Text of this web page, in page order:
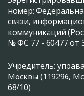
номер:
связи,
коммуникаций
№ ФС 77 - 60477 от
Учредитель:
Москвы (119296,
68/10)